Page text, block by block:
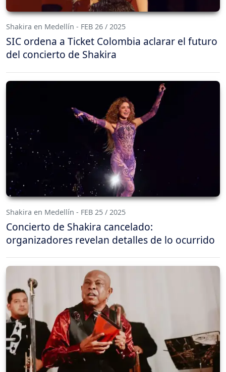
Shakira en Medellín - FEB 26 / 2025
SIC ordena a Ticket Colombia aclarar el futuro
del concierto de Shakira
Shakira en Medellín - FEB 25 / 2025
Concierto de Shakira cancelado:
organizadores revelan detalles de lo ocurrido